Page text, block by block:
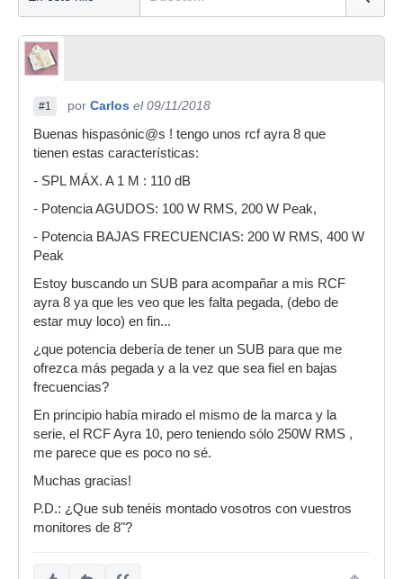
#1 por Carlos el 09/11/2018
Buenas hispasónic@s ! tengo unos rcf ayra 8 que
tienen estas características:
- SPL MÁX. A 1 M : 110 dB
- Potencia AGUDOS: 100 W RMS, 200 W Peak,
- Potencia BAJAS FRECUENCIAS: 200 W RMS, 400 W
Peak
Estoy buscando un SUB para acompañar a mis RCF
ayra 8 ya que les veo que les falta pegada, (debo de
estar muy loco) en fin...
¿que potencia debería de tener un SUB para que me
ofrezca más pegada y a la vez que sea fiel en bajas
frecuencias?
En principio había mirado el mismo de la marca y la
serie, el RCF Ayra 10, pero teniendo sólo 250W RMS ,
me parece que es poco no sé.
Muchas gracias!
P.D.: ¿Que sub tenéis montado vosotros con vuestros
monitores de 8"?